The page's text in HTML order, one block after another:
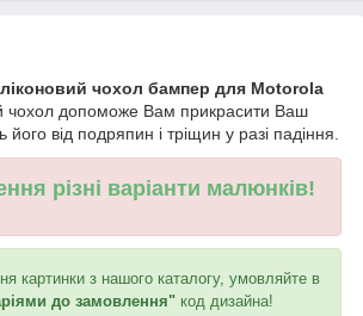
чохол бампер для Motorola
чохол допоможе Вам прикрасити Ваш
від подряпин і тріщин у разі падіння.
різні варіанти малюнків!
картинки з нашого каталогу, умовляйте в
до замовлення" код дизайна!